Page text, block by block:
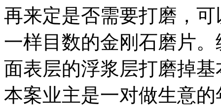
再来定是否需要打磨，
一样目数的金刚石磨片
面表层的浮浆层打磨掉基
本案业主是一对做生意